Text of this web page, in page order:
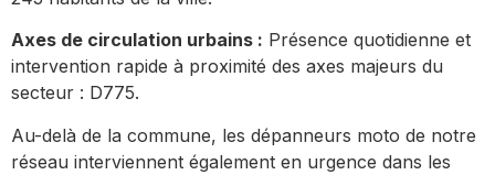
Axes de circulation urbains : Présence quotidienne et
intervention rapide à proximité des axes majeurs du
secteur : D775.
Au-delà de la commune, les dépanneurs moto de notre
réseau interviennent également en urgence dans les